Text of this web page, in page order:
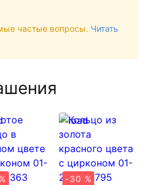
частые вопросы. Читать
-30 %